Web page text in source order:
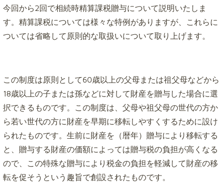
今回から2回で相続時精算課税贈与について説明いたしま
す。精算課税については様々な特例がありますが、これらに
ついては省略して原則的な取扱いについて取り上げます。
この制度は原則として60歳以上の父母または祖父母などから
18歳以上の子または孫などに対して財産を贈与した場合に選
択できるものです。この制度は、父母や祖父母の世代の方か
ら若い世代の方に財産を早期に移転しやすくするために設け
られたものです。生前に財産を（暦年）贈与により移転する
と、贈与する財産の価額によっては贈与税の負担が高くなる
ので、この特殊な贈与により税金の負担を軽減して財産の移
転を促そうという趣旨で創設されたものです。